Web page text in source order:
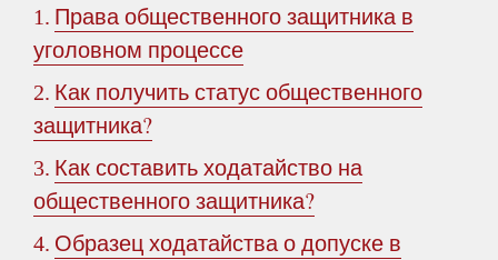
1. Права общественного защитника в
уголовном процессе
2. Как получить статус общественного
защитника?
3. Как составить ходатайство на
общественного защитника?
4. Образец ходатайства о допуске в